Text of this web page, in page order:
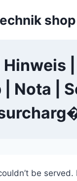
shop
|
| Nota |
be served.